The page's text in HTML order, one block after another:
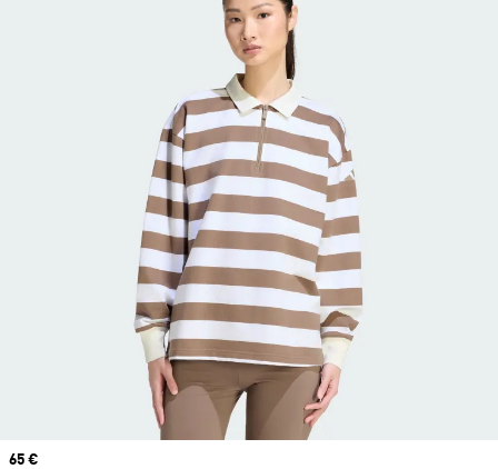
Prix
65 €